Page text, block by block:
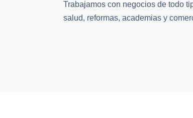
Trabajamos con negocios de todo
salud, reformas, academias y